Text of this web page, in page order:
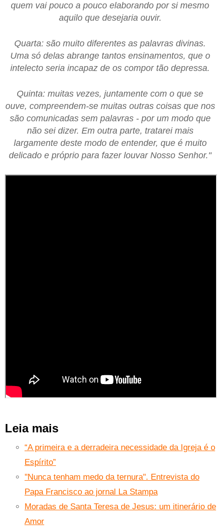
quem vai pouco a pouco elaborando por si mesmo
aquilo que desejaria ouvir.
Quarta: são muito diferentes as palavras divinas.
Uma só delas abrange tantos ensinamentos, que o
intelecto seria incapaz de os compor tão depressa.
Quinta: muitas vezes, juntamente com o que se
ouve, compreendem-se muitas outras coisas que nos
são comunicadas sem palavras - por um modo que
não sei dizer. Em outra parte, tratarei mais
largamente deste modo de entender, que é muito
delicado e próprio para fazer louvar Nosso Senhor."
Leia mais
“A primeira e a derradeira necessidade da Igreja é o
Espírito”
''Nunca tenham medo da ternura''. Entrevista do
Papa Francisco ao jornal La Stampa
Moradas de Santa Teresa de Jesus: um itinerário de
Amor